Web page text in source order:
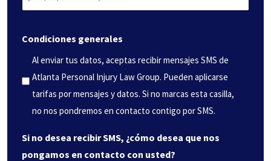
(Obligatorio)
qué
ayudarle?
(Obligatorio)
Condiciones generales
Al enviar tus datos, aceptas recibir mensajes SMS de
Atlanta Personal Injury Law Group. Pueden aplicarse
tarifas por mensajes y datos. Si no marcas esta casilla,
no nos pondremos en contacto contigo por SMS.
Si no desea recibir SMS, ¿cómo desea que nos
pongamos en contacto con usted?